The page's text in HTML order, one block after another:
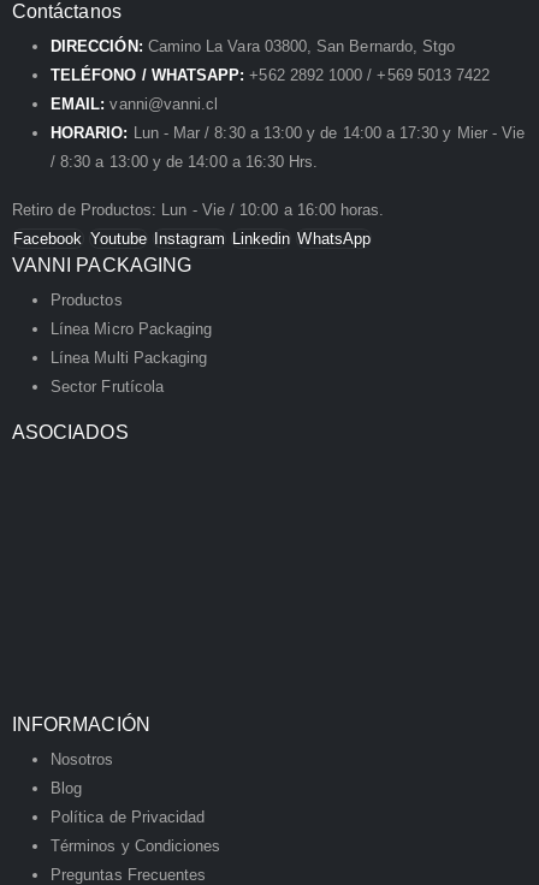
Contáctanos
DIRECCIÓN: Camino La Vara 03800, San Bernardo, Stgo
TELÉFONO / WHATSAPP: +562 2892 1000 / +569 5013 7422
EMAIL: vanni@vanni.cl
HORARIO: Lun - Mar / 8:30 a 13:00 y de 14:00 a 17:30 y Mier - Vie
/ 8:30 a 13:00 y de 14:00 a 16:30 Hrs.
Retiro de Productos: Lun - Vie / 10:00 a 16:00 horas.
Facebook Youtube Instagram Linkedin WhatsApp
VANNI PACKAGING
Productos
Línea Micro Packaging
Línea Multi Packaging
Sector Frutícola
ASOCIADOS
INFORMACIÓN
Nosotros
Blog
Política de Privacidad
Términos y Condiciones
Preguntas Frecuentes